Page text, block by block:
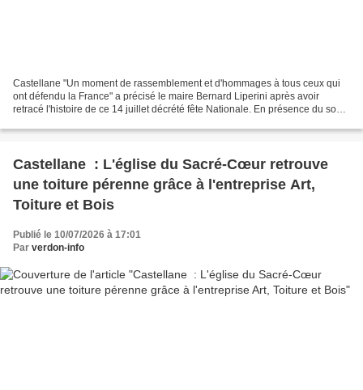
Castellane "Un moment de rassemblement et d'hommages à tous ceux qui
ont défendu la France" a précisé le maire Bernard Liperini après avoir
retracé l'histoire de ce 14 juillet décrété fête Nationale. En présence du sous
Castellane : L'église du Sacré-Cœur retrouve
une toiture pérenne grâce à l'entreprise Art,
Toiture et Bois
Publié le 10/07/2026 à 17:01
Par verdon-info